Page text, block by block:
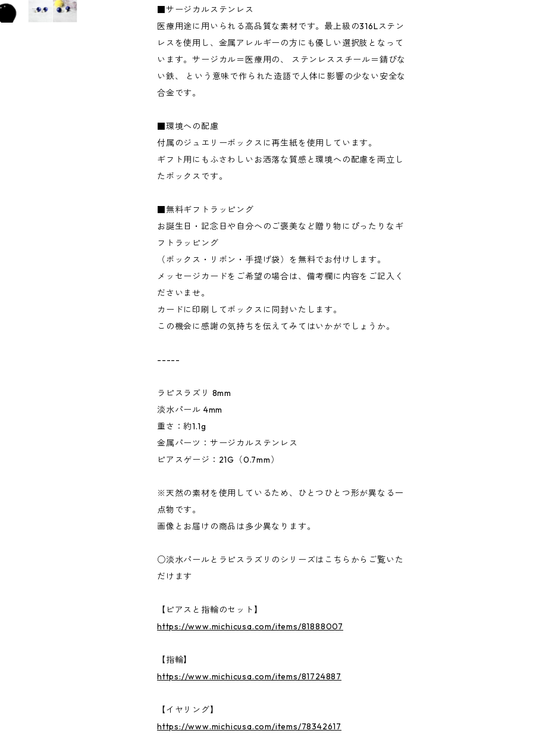
■サージカルステンレス
医療用途に用いられる高品質な素材です。最上級の316Lステン
レスを使用し、金属アレルギーの方にも優しい選択肢となって
います。サージカル＝医療用の、 ステンレススチール＝錆びな
い鉄、 という意味で作られた造語で人体に影響の少ない安全な
合金です。
■環境への配慮
付属のジュエリーボックスに再生紙を使用しています。
ギフト用にもふさわしいお洒落な質感と環境への配慮を両立し
たボックスです。
■無料ギフトラッピング
お誕生日・記念日や自分へのご褒美など贈り物にぴったりなギ
フトラッピング
（ボックス・リボン・手提げ袋）を無料でお付けします。
メッセージカードをご希望の場合は、備考欄に内容をご記入く
ださいませ。
カードに印刷してボックスに同封いたします。
この機会に感謝の気持ちを伝えてみてはいかがでしょうか。
-----
ラピスラズリ 8mm
淡水パール 4mm
重さ：約1.1g
金属パーツ：サージカルステンレス
ピアスゲージ：21G（0.7mm）
※天然の素材を使用しているため、ひとつひとつ形が異なる一
点物です。
画像とお届けの商品は多少異なります。
○淡水パールとラピスラズリのシリーズはこちらからご覧いた
だけます
【ピアスと指輪のセット】
https://www.michicusa.com/items/81888007
【指輪】
https://www.michicusa.com/items/81724887
【イヤリング】
https://www.michicusa.com/items/78342617